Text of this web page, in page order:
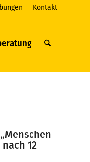
Kontakt
12